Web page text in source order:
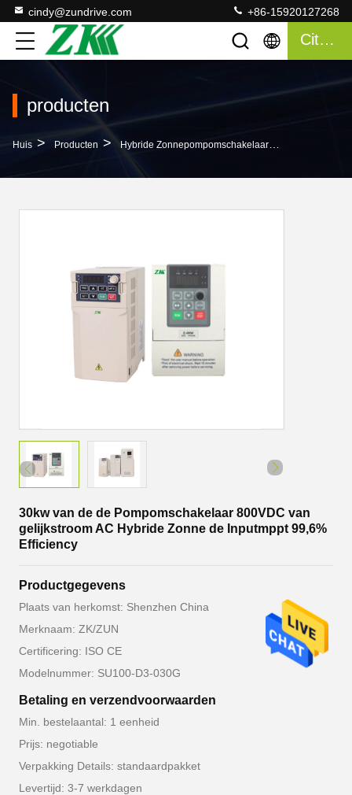
cindy@zundrive.com +86-15920127268
Citaat
producten
Huis > Producten > Hybride Zonnepompomschakelaar >
30kw van de de Pompomschakelaar 800VDC van
gelijkstroom AC Hybride Zonne de Inputmppt 99,6%
Efficiency
Productgegevens
Plaats van herkomst: Shenzhen China
Merknaam: ZK/ZUN
Certificering: ISO CE
Modelnummer: SU100-D3-030G
Betaling en verzendvoorwaarden
Min. bestelaantal: 1 eenheid
Prijs: negotiable
Verpakking Details: standaardpakket
Levertijd: 3-7 werkdagen